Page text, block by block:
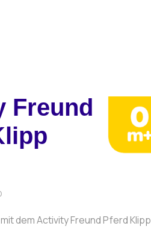
Freund
dem Activity Freund Pferd Klipp